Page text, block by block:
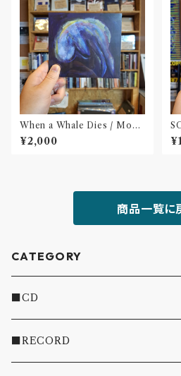
When a Whale Dies / Moby
Dick(CD)
¥2,000
商品一覧に
CATEGORY
■CD
・INDIE
■RECORD